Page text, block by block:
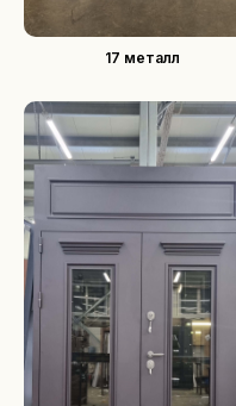
17 металл